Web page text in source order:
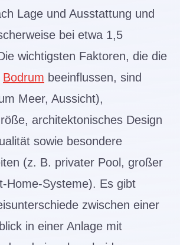
Lage und Ausstattung und
bei etwa 1,5
wichtigsten Faktoren, die die
Bodrum beeinflussen, sind
Meer, Aussicht),
architektonisches Design
sowie besondere
(z. B. privater Pool, großer
Home-Systeme). Es gibt
zwischen einer
in einer Anlage mit